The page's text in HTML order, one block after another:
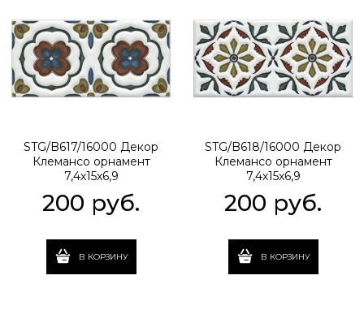
STG/B617/16000 Декор
Клемансо орнамент
7,4х15х6,9
200 руб.
В КОРЗИНУ
STG/B618/16000 Декор
Клемансо орнамент
7,4х15х6,9
200 руб.
В КОРЗИНУ